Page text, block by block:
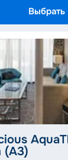
Выбрать
(A3)